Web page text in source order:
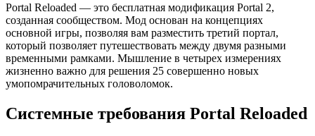
Portal Reloaded — это бесплатная модификация Portal 2,
созданная сообществом. Мод основан на концепциях
основной игры, позволяя вам разместить третий портал,
который позволяет путешествовать между двумя разными
временными рамками. Мышление в четырех измерениях
жизненно важно для решения 25 совершенно новых
умопомрачительных головоломок.
Системные требования Portal Reloaded